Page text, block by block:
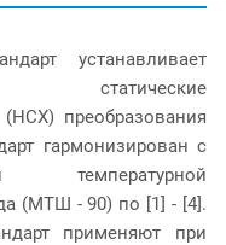
устанавливает
статические
(НСХ) преобразования
гармонизирован с
температурной
(МТШ - 90) по [1] - [4].
применяют при